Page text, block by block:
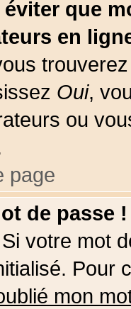
que
en
Oui,
ou
page
de passe !
votre mot
Pour
mon